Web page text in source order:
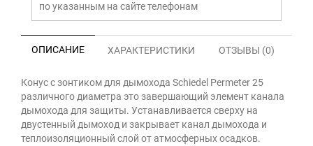
по указанным на сайте телефонам
ОПИСАНИЕ ХАРАКТЕРИСТИКИ ОТЗЫВЫ (0)
Конус с зонтиком для дымохода Schiedel Permeter 25
различного диаметра это завершающий элемент канала
дымохода для защиты. Устанавливается сверху на
двустенный дымоход и закрывает канал дымохода и
теплоизоляционный слой от атмосферных осадков.